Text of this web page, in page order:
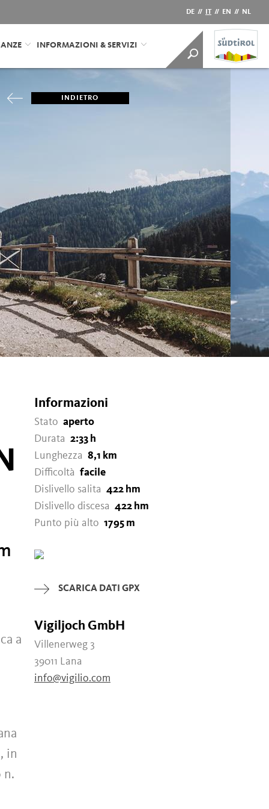
DE // IT // EN // NL
INFORMAZIONI & SERVIZI
INDIETRO
a
in
n.
Informazioni
Stato aperto
Durata 2:33 h
Lunghezza 8,1 km
Difficoltà facile
Dislivello salita 422 hm
Dislivello discesa 422 hm
Punto più alto 1795 m
SCARICA DATI GPX
Vigiljoch GmbH
Villenerweg 3
39011 Lana
info@vigilio.com